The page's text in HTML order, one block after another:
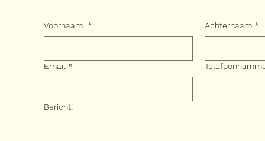
Voornaam * Achternaam *
Email *
Bericht: